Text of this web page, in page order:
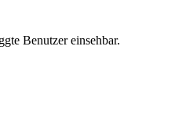
Benutzer einsehbar.